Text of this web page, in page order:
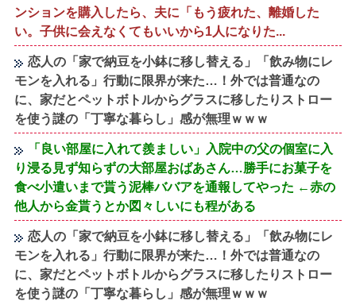
ンションを購入したら、夫に「もう疲れた、離婚した
い。子供に会えなくてもいいから1人になりた...
恋人の「家で納豆を小鉢に移し替える」「飲み物にレ
モンを入れる」行動に限界が来た…！外では普通なの
に、家だとペットボトルからグラスに移したりストロー
を使う謎の「丁寧な暮らし」感が無理ｗｗｗ
「良い部屋に入れて羨ましい」入院中の父の個室に入
り浸る見ず知らずの大部屋おばあさん…勝手にお菓子を
食べ小遣いまで貰う泥棒ババアを通報してやった ←赤の
他人から金貰うとか図々しいにも程がある
恋人の「家で納豆を小鉢に移し替える」「飲み物にレ
モンを入れる」行動に限界が来た…！外では普通なの
に、家だとペットボトルからグラスに移したりストロー
を使う謎の「丁寧な暮らし」感が無理ｗｗｗ